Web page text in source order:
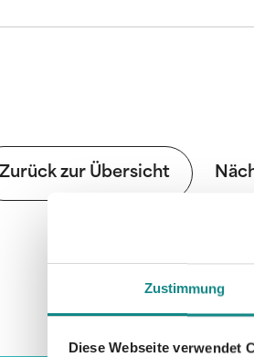
Zustimmung
Diese Webseite verwendet
Zurück zur Übersicht